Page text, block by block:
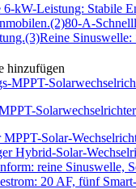
6-kW-Leistung: Stabile
A-
Sinuswelle:
hinzufügen
Solar-
Hybrid-Solar-
reine Sinuswelle,
20 AF, fünf